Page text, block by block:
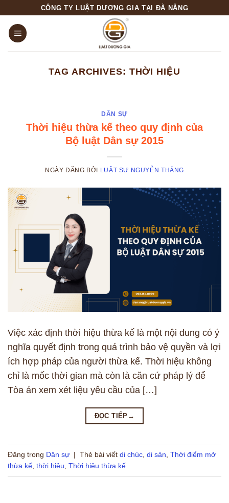
content
CÔNG TY LUẬT DƯƠNG GIA TẠI ĐÀ NẴNG
TAG ARCHIVES: THỜI HIỆU
DÂN SỰ
Thời hiệu thừa kế theo quy định của
Bộ luật Dân sự 2015
NGÀY ĐĂNG BỞI LUẬT SƯ NGUYỄN THẮNG
Việc xác định thời hiệu thừa kế là một nội dung có ý
nghĩa quyết định trong quá trình bảo vệ quyền và lợi
ích hợp pháp của người thừa kế. Thời hiệu không
chỉ là mốc thời gian mà còn là căn cứ pháp lý để
Tòa án xem xét liệu yêu cầu của […]
ĐỌC TIẾP →
Đăng trong Dân sự | Thẻ bài viết di chúc di sản Thời điểm mở
thừa kế thời hiệu Thời hiệu thừa kế